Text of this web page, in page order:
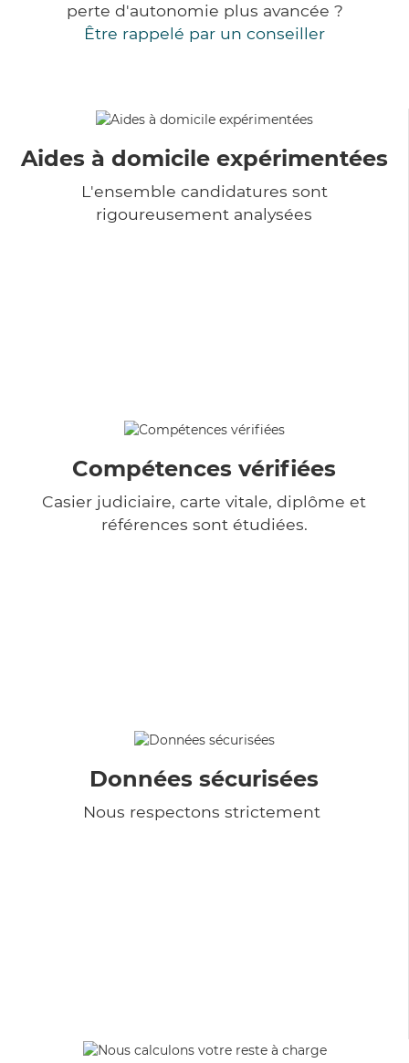
perte d'autonomie plus avancée ?
Être rappelé par un conseiller
Aides à domicile expérimentées
L'ensemble candidatures sont
rigoureusement analysées
Compétences vérifiées
Casier judiciaire, carte vitale, diplôme et
références sont étudiées.
Données sécurisées
Nous respectons strictement